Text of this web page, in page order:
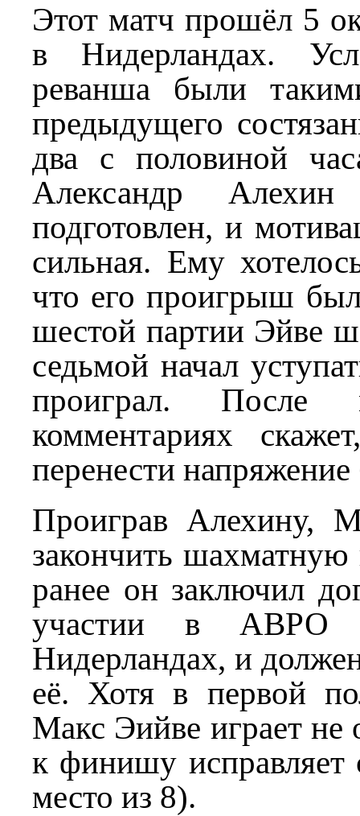
Этот матч прошёл 5
в Нидерландах.
реванша были
предыдущего
два с половиной
Александр
подготовлен, и
сильная. Ему
что его проигрыш
шестой партии Эйве
седьмой начал
проиграл.
комментариях
перенести
Проиграв Алехину,
закончить
ранее он заключил
участии в АВРО
Нидерландах, и
её. Хотя в первой
Макс Эийве играет не
к финишу
место из 8).